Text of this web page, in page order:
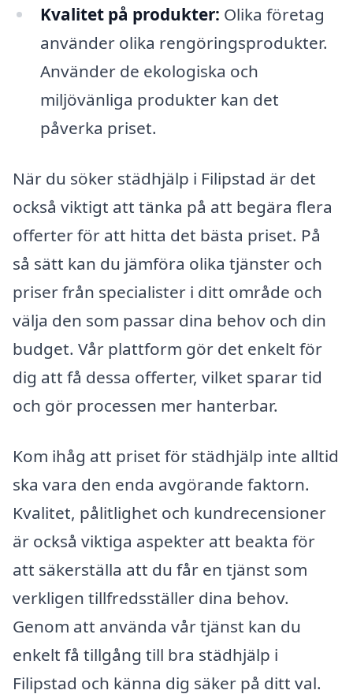
Kvalitet på produkter: Olika företag
använder olika rengöringsprodukter.
Använder de ekologiska och
miljövänliga produkter kan det
påverka priset.
När du söker städhjälp i Filipstad är det
också viktigt att tänka på att begära flera
offerter för att hitta det bästa priset. På
så sätt kan du jämföra olika tjänster och
priser från specialister i ditt område och
välja den som passar dina behov och din
budget. Vår plattform gör det enkelt för
dig att få dessa offerter, vilket sparar tid
och gör processen mer hanterbar.
Kom ihåg att priset för städhjälp inte alltid
ska vara den enda avgörande faktorn.
Kvalitet, pålitlighet och kundrecensioner
är också viktiga aspekter att beakta för
att säkerställa att du får en tjänst som
verkligen tillfredsställer dina behov.
Genom att använda vår tjänst kan du
enkelt få tillgång till bra städhjälp i
Filipstad och känna dig säker på ditt val.